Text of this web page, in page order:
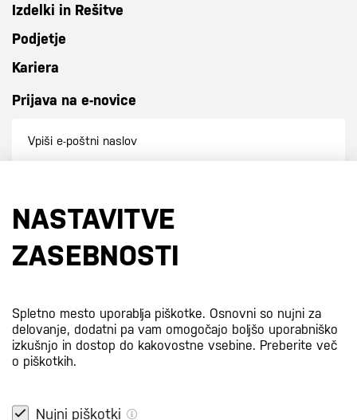
Izdelki in Rešitve
Podjetje
Kariera
Prijava na e-novice
S prijavo na e-novice se strinjate z
NASTAVITVE
ZASEBNOSTI
Spletno mesto uporablja piškotke. Osnovni so nujni za
delovanje, dodatni pa vam omogočajo boljšo uporabniško
izkušnjo in dostop do kakovostne vsebine. Preberite več
o piškotkih.
Nujni piškotki